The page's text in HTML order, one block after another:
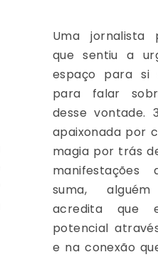
Uma jornalista
que sentiu a
espaço para si
para falar
desse vontade.
apaixonada por
magia por trás
manifestações
suma,
acredita que
potencial
e na conexão